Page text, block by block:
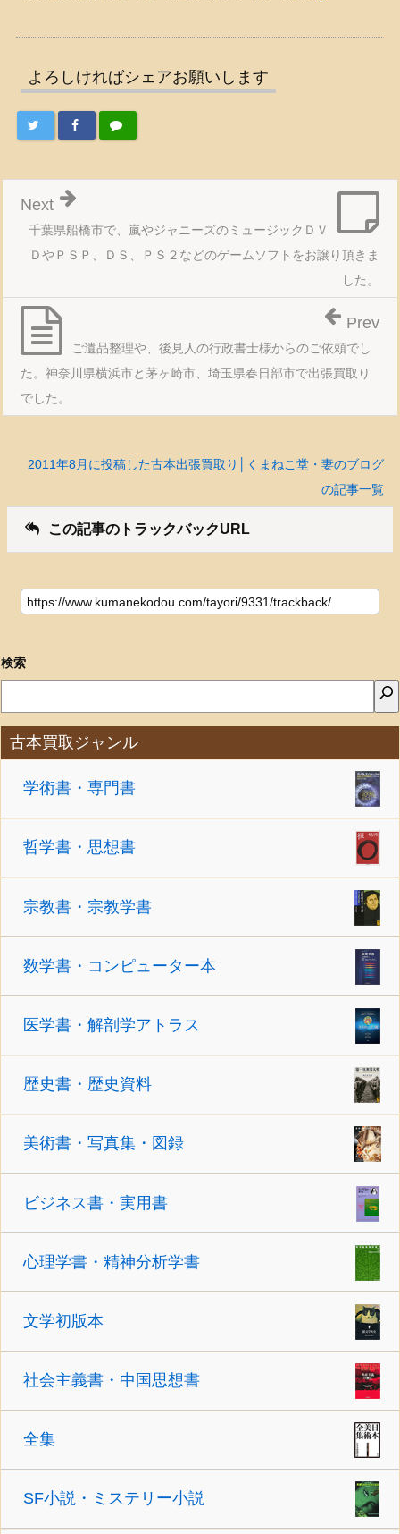
よろしければシェアお願いします
千葉県船橋市で、嵐やジャニーズのミュージックＤＶ
ＤやＰＳＰ、ＤＳ、ＰＳ２などのゲームソフトをお譲り頂きま
した。
Next
ご遺品整理や、後見人の行政書士様からのご依頼でし
た。神奈川県横浜市と茅ヶ崎市、埼玉県春日部市で出張買取り
でした。
Prev
2011年8月に投稿した古本出張買取り│くまねこ堂・妻のブログ
の記事一覧
この記事のトラックバックURL
検索
古本買取ジャンル
学術書・専門書
哲学書・思想書
宗教書・宗教学書
数学書・コンピューター本
医学書・解剖学アトラス
歴史書・歴史資料
美術書・写真集・図録
ビジネス書・実用書
心理学書・精神分析学書
文学初版本
社会主義書・中国思想書
全集
SF小説・ミステリー小説